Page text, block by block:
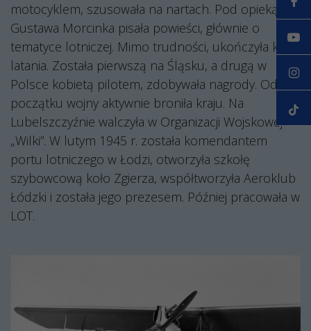
motocyklem, szusowała na nartach. Pod opieką
Gustawa Morcinka pisała powieści, głównie o
tematyce lotniczej. Mimo trudności, ukończyła kurs
latania. Została pierwszą na Śląsku, a drugą w
Polsce kobietą pilotem, zdobywała nagrody. Od
początku wojny aktywnie broniła kraju. Na
Lubelszczyźnie walczyła w Organizacji Wojskowej
„Wilki”. W lutym 1945 r. została komendantem
portu lotniczego w Łodzi, otworzyła szkołę
szybowcową koło Zgierza, współtworzyła Aeroklub
Łódzki i została jego prezesem. Później pracowała w
LOT.